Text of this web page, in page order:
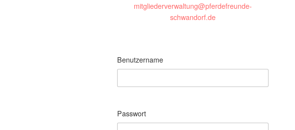
mitgliederverwaltung@pferdefreunde-
schwandorf.de
Benutzername
Passwort